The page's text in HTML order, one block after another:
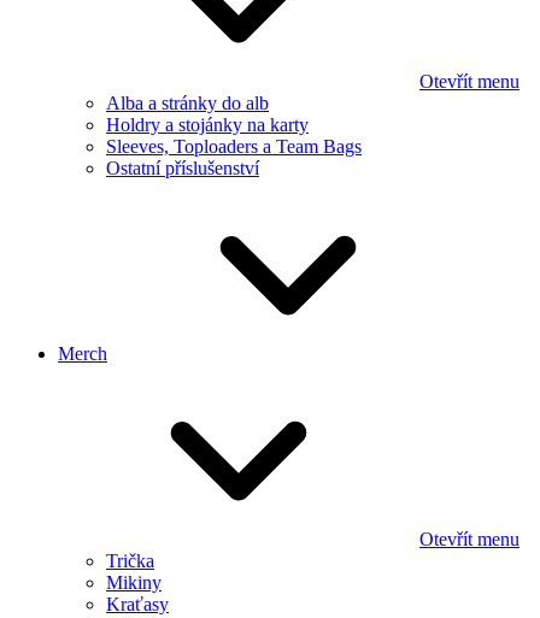
Otevřít menu
Alba a stránky do alb
Holdry a stojánky na karty
Sleeves, Toploaders a Team Bags
Ostatní příslušenství
Merch
Otevřít menu
Trička
Mikiny
Kraťasy